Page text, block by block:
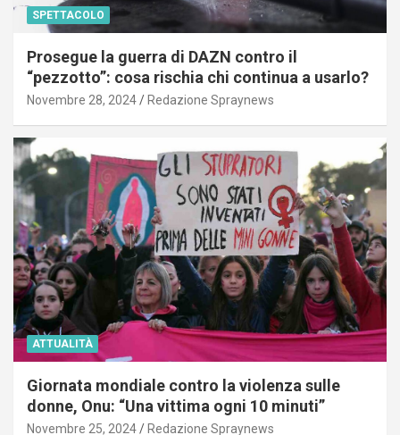
SPETTACOLO
Prosegue la guerra di DAZN contro il
“pezzotto”: cosa rischia chi continua a usarlo?
Novembre 28, 2024 Redazione Spraynews
ATTUALITÀ
Giornata mondiale contro la violenza sulle
donne, Onu: “Una vittima ogni 10 minuti”
Novembre 25, 2024 Redazione Spraynews